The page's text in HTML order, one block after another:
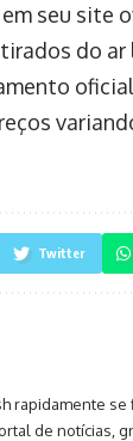
seu site
do ar
Twitter
rapidamente
de notícias,